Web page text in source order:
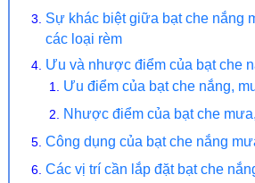
Sự khác biệt giữa bạt che nắng
các loại rèm
Ưu và nhược điểm của bạt che
Ưu điểm của bạt che nắng,
Nhược điểm của bạt che
Công dụng của bạt che nắng
Các vị trí cần lắp đặt bạt che